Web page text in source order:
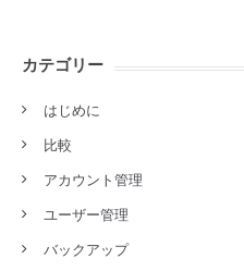
カテゴリー
はじめに
比較
アカウント管理
ユーザー管理
バックアップ